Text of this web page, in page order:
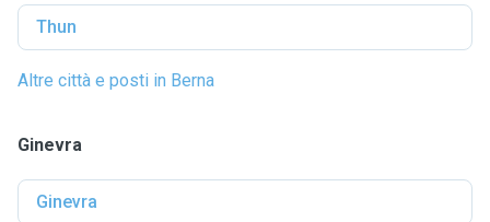
Thun
Altre città e posti in Berna
Ginevra
Ginevra